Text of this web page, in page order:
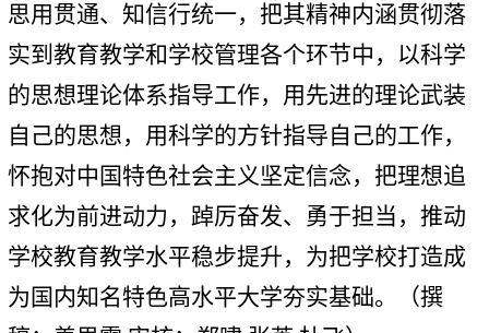
思用贯通、知信行统一，把其精神内涵贯彻落
实到教育教学和学校管理各个环节中，以科学
的思想理论体系指导工作，用先进的理论武装
自己的思想，用科学的方针指导自己的工作，
怀抱对中国特色社会主义坚定信念，把理想追
求化为前进动力，踔厉奋发、勇于担当，推动
学校教育教学水平稳步提升，为把学校打造成
为国内知名特色高水平大学夯实基础。（撰